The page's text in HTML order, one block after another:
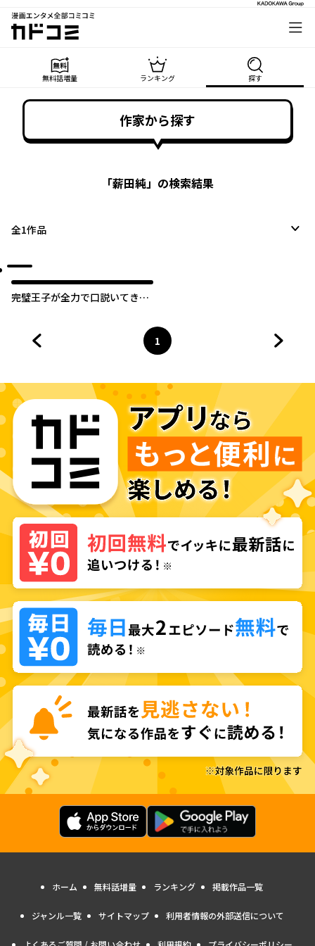
漫画エンタメ全部コミコミ
カドコミ
無料話増量 ランキング 探す
作家から探す
「薪田純」の検索結果
全1作品
完璧王子が全力で口説いてきま
ページ
1
へ
ホーム 無料話増量 ランキング 掲載作品一覧
ジャンル一覧 サイトマップ 利用者情報の外部送信について